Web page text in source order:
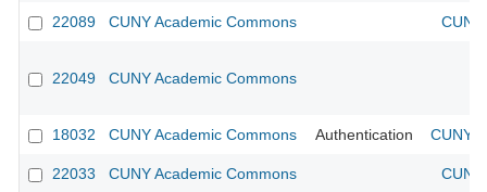
22089 CUNY Academic Commons
22049 CUNY Academic Commons
18032 CUNY Academic Commons Authentication CUNY
22033 CUNY Academic Commons